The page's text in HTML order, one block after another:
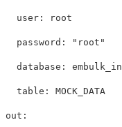
user : root
password : " root"
database : embulk_in
table : MOCK_DATA
out :